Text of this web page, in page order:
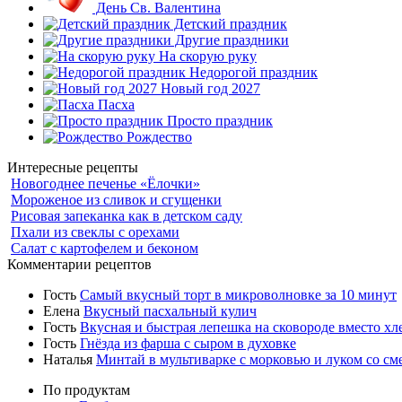
День Св. Валентина
Детский праздник
Другие праздники
На скорую руку
Недорогой праздник
Новый год 2027
Пасха
Просто праздник
Рождество
Интересные рецепты
Новогоднее печенье «Ёлочки»
Мороженое из сливок и сгущенки
Рисовая запеканка как в детском саду
Пхали из свеклы с орехами
Салат с картофелем и беконом
Комментарии рецептов
Гость Самый вкусный торт в микроволновке за 10 минут
Елена Вкусный пасхальный кулич
Гость Вкусная и быстрая лепешка на сковороде вместо
Гость Гнёзда из фарша с сыром в духовке
Наталья Минтай в мультиварке с морковью и луком со
По продуктам